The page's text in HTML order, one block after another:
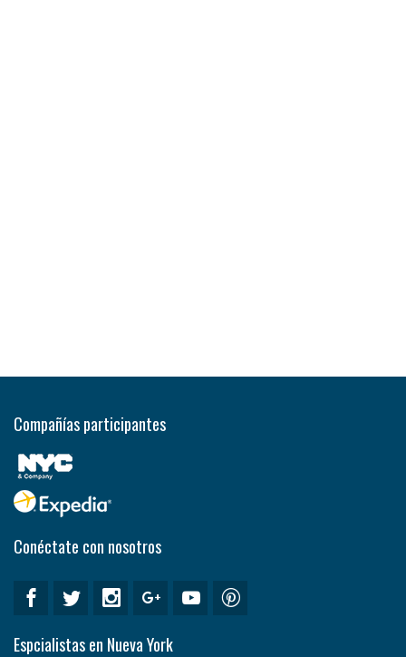
Compañías participantes
Conéctate con nosotros
Espcialistas en Nueva York